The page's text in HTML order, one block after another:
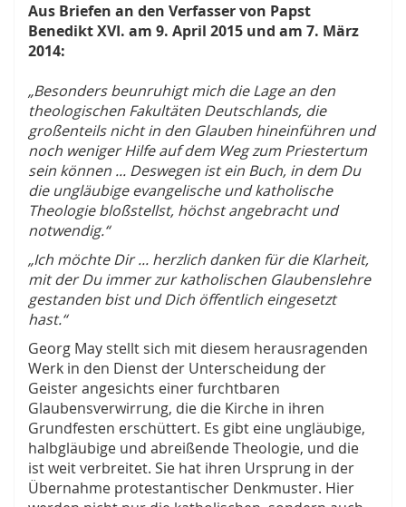
Aus Briefen an den Verfasser von Papst
Benedikt XVI. am 9. April 2015 und am 7. März
2014:
„Besonders beunruhigt mich die Lage an den
theologischen Fakultäten Deutschlands, die
großenteils nicht in den Glauben hineinführen und
noch weniger Hilfe auf dem Weg zum Priestertum
sein können ... Deswegen ist ein Buch, in dem Du
die ungläubige evangelische und katholische
Theologie bloßstellst, höchst angebracht und
notwendig.“
„Ich möchte Dir ... herzlich danken für die Klarheit,
mit der Du immer zur katholischen Glaubenslehre
gestanden bist und Dich öffentlich eingesetzt
hast.“
Georg May stellt sich mit diesem herausragenden
Werk in den Dienst der Unterscheidung der
Geister angesichts einer furchtbaren
Glaubensverwirrung, die die Kirche in ihren
Grundfesten erschüttert. Es gibt eine ungläubige,
halbgläubige und abreißende Theologie, und die
ist weit verbreitet. Sie hat ihren Ursprung in der
Übernahme protestantischer Denkmuster. Hier